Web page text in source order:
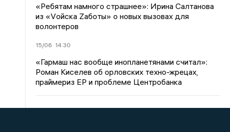
«Ребятам намного страшнее»: Ирина Салтанова
из «Vойска Zаботы» о новых вызовах для
волонтеров
15/06 14:30
«Гармаш нас вообще инопланетянами считал»:
Роман Киселев об орловских техно-жрецах,
праймериз ЕР и проблеме Центробанка